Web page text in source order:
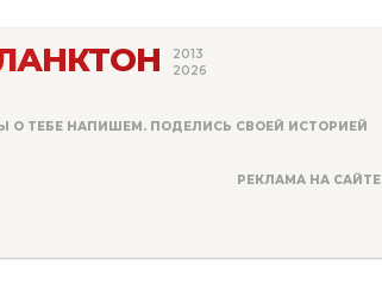
2013
2026
О ТЕБЕ НАПИШЕМ. ПОДЕЛИСЬ СВОЕЙ ИСТОРИЕЙ
РЕКЛАМА НА САЙТЕ